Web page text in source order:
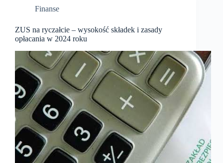
Finanse
ZUS na ryczałcie – wysokość składek i zasady
opłacania w 2024 roku